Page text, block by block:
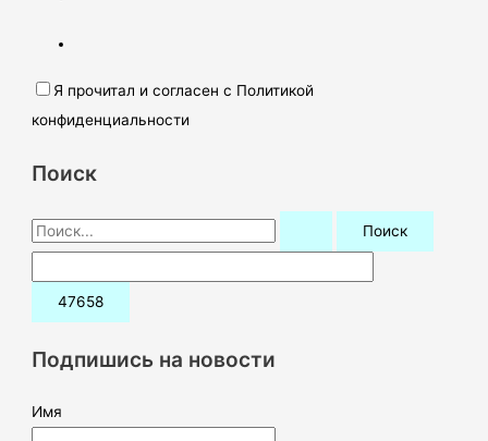
Я прочитал и согласен с Политикой
конфиденциальности
Поиск
П
о
и
:Подпишись на новости
Имя